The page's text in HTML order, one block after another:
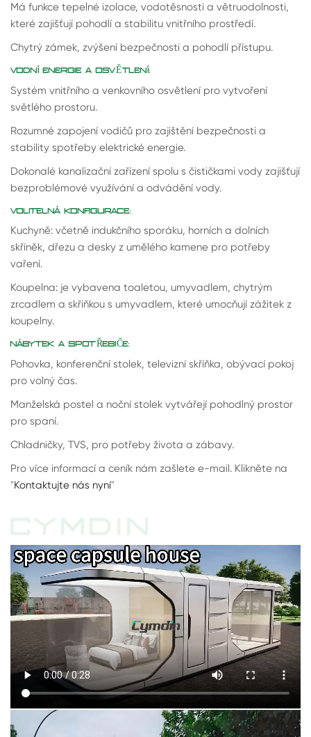
Má funkce tepelné izolace, vodotěsnosti a větruodolnosti,
které zajišťují pohodlí a stabilitu vnitřního prostředí.
Chytrý zámek, zvýšení bezpečnosti a pohodlí přístupu.
VODNÍ ENERGIE A OSVĚTLENÍ:
Systém vnitřního a venkovního osvětlení pro vytvoření
světlého prostoru.
Rozumné zapojení vodičů pro zajištění bezpečnosti a
stability spotřeby elektrické energie.
Dokonalé kanalizační zařízení spolu s čističkami vody zajišťují
bezproblémové využívání a odvádění vody.
VOLITELNÁ KONFIGURACE:
Kuchyně: včetně indukčního sporáku, horních a dolních
skříněk, dřezu a desky z umělého kamene pro potřeby
vaření.
Koupelna: je vybavena toaletou, umyvadlem, chytrým
zrcadlem a skříňkou s umyvadlem, které umocňují zážitek z
koupelny.
NÁBYTEK A SPOTŘEBIČE:
Pohovka, konferenční stolek, televizní skříňka, obývací pokoj
pro volný čas.
Manželská postel a noční stolek vytvářejí pohodlný prostor
pro spaní.
Chladničky, TVS, pro potřeby života a zábavy.
Pro více informací a ceník nám zašlete e-mail. Klikněte na
"Kontaktujte nás nyní"